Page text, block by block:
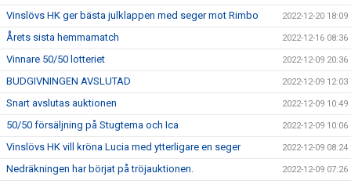
Vinslövs HK ger bästa julklappen med seger mot Rimbo 2022-12-20 18:09
Årets sista hemmamatch 2022-12-16 08:36
Vinnare 50/50 lotteriet 2022-12-09 20:36
BUDGIVNINGEN AVSLUTAD 2022-12-09 12:03
Snart avslutas auktionen 2022-12-09 10:49
50/50 försäljning på Stugtema och Ica 2022-12-09 10:06
Vinslövs HK vill kröna Lucia med ytterligare en seger 2022-12-09 08:24
Nedräkningen har börjat på tröjauktionen. 2022-12-09 07:26